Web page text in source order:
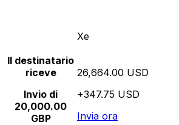
Xe
Il destinatario
riceve
Invio di
20,000.00
GBP
26,664.00 USD
+347.75 USD
Invia ora